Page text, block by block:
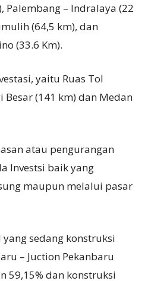
Palembang – Indralaya (22
(64,5 km), dan
(33.6 Km).
yaitu Ruas Tol
Besar (141 km) dan Medan
atau pengurangan
Investsi baik yang
maupun melalui pasar
sedang konstruksi
– Juction Pekanbaru
59,15% dan konstruksi